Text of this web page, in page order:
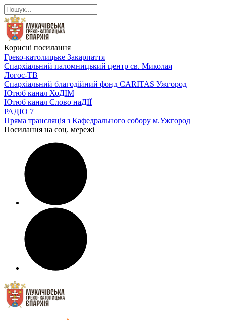
Корисні посилання
Греко-католицьке Закарпаття
Єпархіальний паломницький центр св. Миколая
Логос-ТВ
Єпархіальний благодійний фонд CARITAS Ужгород
Ютюб канал ХоДІМ
Ютюб канал Слово наДІЇ
РАДІО 7
Пряма трансляція з Кафедрального собору м.Ужгород
Посилання на соц. мережі